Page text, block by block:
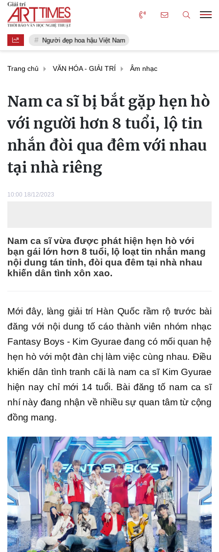
Người đẹp hoa hậu Việt Nam
Trang chủ VĂN HÓA - GIẢI TRÍ Âm nhạc
Nam ca sĩ bị bắt gặp hẹn hò
với người hơn 8 tuổi, lộ tin
nhắn đòi qua đêm với nhau
tại nhà riêng
10:00 18/12/2023
Nam ca sĩ vừa được phát hiện hẹn hò với
bạn gái lớn hơn 8 tuổi, lộ loạt tin nhắn mang
nội dung tán tỉnh, đòi qua đêm tại nhà nhau
khiến dân tình xôn xao.
Mới đây, làng giải trí Hàn Quốc rầm rộ trước bài
đăng với nội dung tố cáo thành viên nhóm nhạc
Fantasy Boys - Kim Gyurae đang có mối quan hệ
hẹn hò với một đàn chị làm việc cùng nhau. Điều
khiến dân tình tranh cãi là nam ca sĩ Kim Gyurae
hiện nay chỉ mới 14 tuổi. Bài đăng tố nam ca sĩ
nhí này đang nhận về nhiều sự quan tâm từ cộng
đồng mang.